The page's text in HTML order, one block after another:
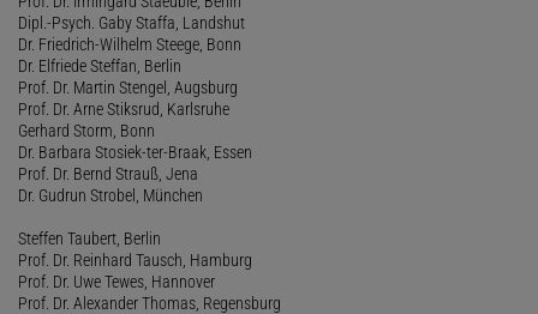
Dipl.-Psych. Gaby Staffa, Landshut
Dr. Friedrich-Wilhelm Steege, Bonn
Dr. Elfriede Steffan, Berlin
Prof. Dr. Martin Stengel, Augsburg
Prof. Dr. Arne Stiksrud, Karlsruhe
Gerhard Storm, Bonn
Dr. Barbara Stosiek-ter-Braak, Essen
Prof. Dr. Bernd Strauß, Jena
Dr. Gudrun Strobel, München
Steffen Taubert, Berlin
Prof. Dr. Reinhard Tausch, Hamburg
Prof. Dr. Uwe Tewes, Hannover
Prof. Dr. Alexander Thomas, Regensburg